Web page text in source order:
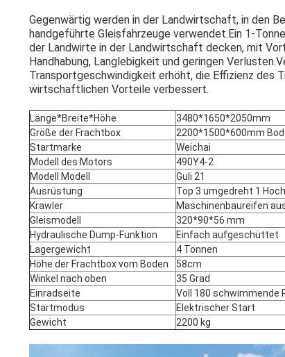
Hinterlass eine Nachricht
Gegenwärtig werden in der Landwirtschaft, in den
handgeführte Gleisfahrzeuge verwendet.Ein 1-
der Landwirte in der Landwirtschaft decken, mit
Handhabung, Langlebigkeit und geringen
Transportgeschwindigkeit erhöht, die Effizienz des
wirtschaftlichen Vorteile verbessert.
Länge*Breite*Höhe
3480*1650*2050mm
Größe der Frachtbox
2200*1500*600mm
Startmarke
Weichai
Modell des Motors
490Y4-2
Modell Modell
Guli 21
Ausrüstung
Top 3 umgedreht 1
Krawler
Maschinenbaureifen
Gleismodell
320*90*56 mm
Hydraulische Dump-Funktion
Einfach aufgeschüttet
Lagergewicht
4 Tonnen
Höhe der Frachtbox vom Boden
58cm
Winkel nach oben
35 Grad
Einradseite
Voll 180 schwimmende
Startmodus
Elektrischer Start
Gewicht
2200 kg